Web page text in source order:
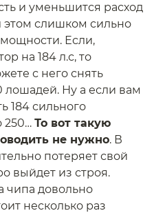
и уменьшится расход
этом слишком сильно
Если,
на 184 л.с, то
с него снять
лошадей. Ну а если вам
184 сильного
250… То вот такую
не нужно. В
потеряет свой
выйдет из строя.
чипа довольно
несколько раз